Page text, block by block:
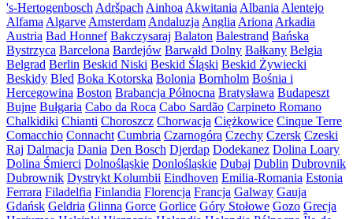
's-Hertogenbosch Adršpach Ainhoa Akwitania Albania Alentejo
Alfama Algarve Amsterdam Andaluzja Anglia Ariona Arkadia
Austria Bad Honnef Bakczysaraj Balaton Balestrand Bańska
Bystrzyca Barcelona Bardejów Barwałd Dolny Bałkany Belgia
Belgrad Berlin Beskid Niski Beskid Śląski Beskid Żywiecki
Beskidy Bled Boka Kotorska Bolonia Bornholm Bośnia i
Hercegowina Boston Brabancja Północna Bratysława Budapeszt
Bujne Bułgaria Cabo da Roca Cabo Sardão Carpineto Romano
Chalkidiki Chianti Choroszcz Chorwacja Ciężkowice Cinque Terre
Comacchio Connacht Cumbria Czarnogóra Czechy Czersk Czeski
Raj Dalmacja Dania Den Bosch Djerdap Dodekanez Dolina Loary
Dolina Śmierci Dolnośląskie Donlośląskie Dubaj Dublin Dubrovnik
Dubrownik Dystrykt Kolumbii Eindhoven Emilia-Romania Estonia
Ferrara Filadelfia Finlandia Florencja Francja Galway Gauja
Gdańsk Geldria Glinna Gorce Gorlice Góry Stołowe Gozo Grecja